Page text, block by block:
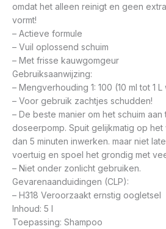
omdat het alleen reinigt en geen
vormt!
– Actieve formule
– Vuil oplossend schuim
– Met frisse kauwgomgeur
Gebruiksaanwijzing:
– Mengverhouding 1: 100 (10 ml tot 1 L
– Voor gebruik zachtjes schudden!
– De beste manier om het schuim
doseerpomp. Spuit gelijkmatig op
dan 5 minuten inwerken. maar niet
voertuig en spoel het grondig met
– Niet onder zonlicht gebruiken.
Gevarenaanduidingen (CLP):
– H318 Veroorzaakt ernstig oogletsel
Inhoud: 5 l
Toepassing: Shampoo